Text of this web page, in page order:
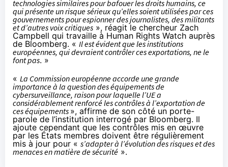
technologies similaires pour bafouer les droits humains, ce
qui présente un risque sérieux qu’elles soient utilisées par ces
gouvernements pour espionner des journalistes, des militants
et d’autres voix critiques », réagit le chercheur Zach
Campbell qui travaille à Human Rights Watch auprès
de Bloomberg. « Il est évident que les institutions
européennes, qui devraient contrôler ces exportations, ne le
font pas. »
« La Commission européenne accorde une grande
importance à la question des équipements de
cybersurveillance, raison pour laquelle l’UE a
considérablement renforcé les contrôles à l’exportation de
ces équipements », affirme de son côté un porte-
parole de l’institution interrogé par Bloomberg. Il
ajoute cependant que les contrôles mis en œuvre
par les États membres doivent être régulièrement
mis à jour pour « s’adapter à l’évolution des risques et des
menaces en matière de sécurité ».